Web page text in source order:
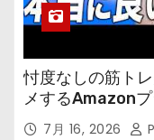
忖度なしの筋ト
メするAmazon
の 7月 16, 2026